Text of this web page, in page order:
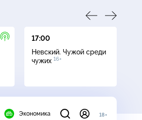
17:00
Невский. Чужой среди
чужих 16+
Экономика 18+